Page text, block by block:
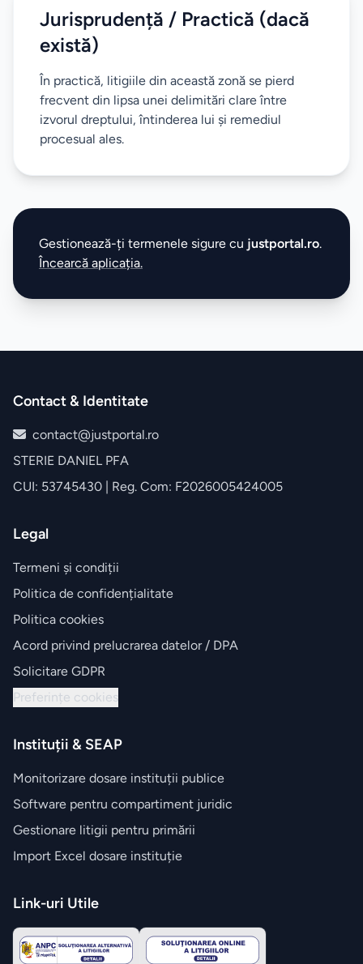
Jurisprudență / Practică (dacă
există)
În practică, litigiile din această zonă se pierd
frecvent din lipsa unei delimitări clare între
izvorul dreptului, întinderea lui și remediul
procesual ales.
Gestionează-ți termenele sigure cu justportal.ro.
Încearcă aplicația.
Contact & Identitate
contact@justportal.ro
STERIE DANIEL PFA
CUI: 53745430 | Reg. Com: F2026005424005
Legal
Termeni și condiții
Politica de confidențialitate
Politica cookies
Acord privind prelucrarea datelor / DPA
Solicitare GDPR
Preferințe cookies
Instituții & SEAP
Monitorizare dosare instituții publice
Software pentru compartiment juridic
Gestionare litigii pentru primării
Import Excel dosare instituție
Link-uri Utile